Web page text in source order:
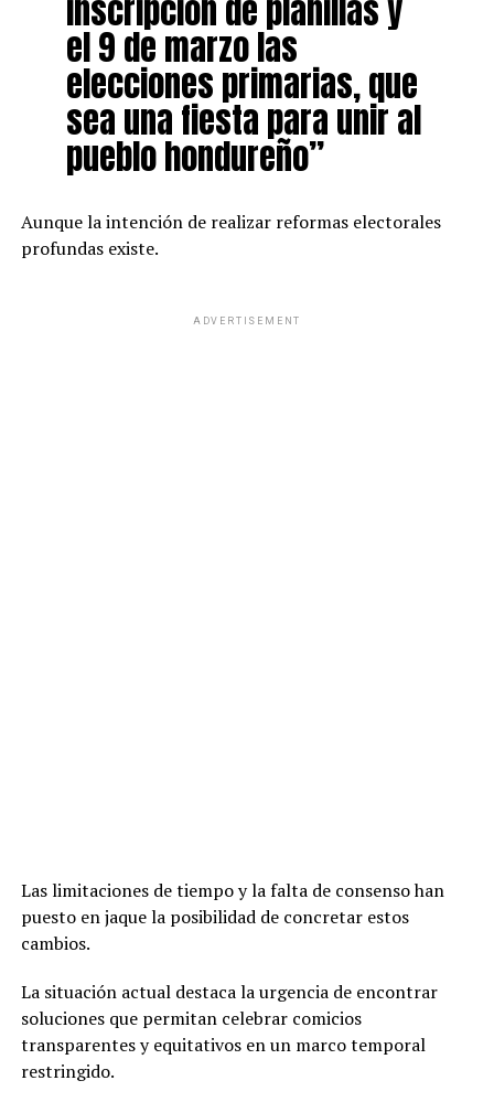
inscripción de planillas y
el 9 de marzo las
elecciones primarias, que
sea una fiesta para unir al
pueblo hondureño”
Aunque la intención de realizar reformas electorales
profundas existe.
ADVERTISEMENT
Las limitaciones de tiempo y la falta de consenso han
puesto en jaque la posibilidad de concretar estos
cambios.
La situación actual destaca la urgencia de encontrar
soluciones que permitan celebrar comicios
transparentes y equitativos en un marco temporal
restringido.